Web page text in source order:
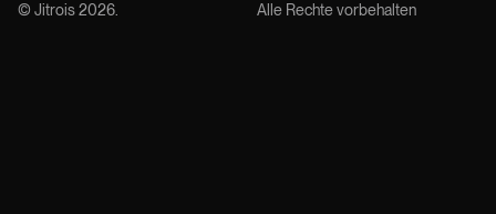
© Jitrois2026 Alle Rechte vorbehalten